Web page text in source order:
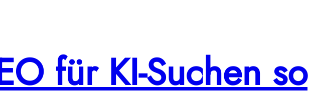
für KI-Suchen so